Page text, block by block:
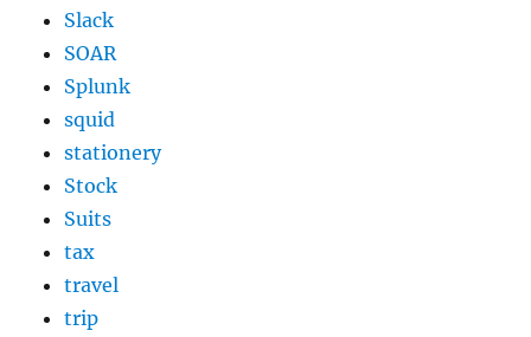
Slack
SOAR
Splunk
squid
stationery
Stock
Suits
tax
travel
trip